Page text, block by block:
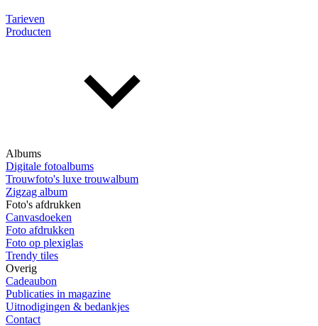
Tarieven
Producten
Albums
Digitale fotoalbums
Trouwfoto's luxe trouwalbum
Zigzag album
Foto's afdrukken
Canvasdoeken
Foto afdrukken
Foto op plexiglas
Trendy tiles
Overig
Cadeaubon
Publicaties in magazine
Uitnodigingen & bedankjes
Contact